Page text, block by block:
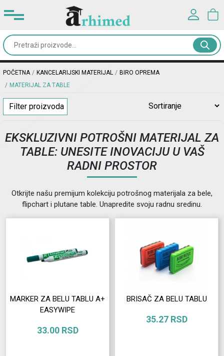
Kancelarijski
materijal
Školski
pribor
&
torbe
i
oprema
Prijava
Registracija
korisnika
Korisničko ime*
PRIJAVA
Registracija | Zaboravljena lozinka?
POČETNA KANCELARIJSKI MATERIJAL
BIRO OPREMA
MATERIJAL ZA TABLE
Filter proizvoda
EKSKLUZIVNI POTROŠNI MATERIJAL ZA
TABLE: UNESITE INOVACIJU U VAŠ
RADNI PROSTOR
Otkrijte našu premijum kolekciju potrošnog materijala za bele,
flipchart i plutane table. Unapredite svoju radnu sredinu.
MARKER ZA BELU TABLU A+
EASYWIPE
33.00 RSD
BRISAČ ZA BELU TABLU
35.27 RSD